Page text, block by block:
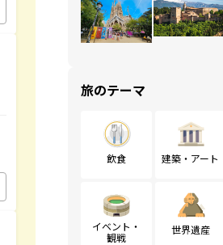
旅のテーマ
飲食 建築・アート
イベント・
観戦
世界遺産